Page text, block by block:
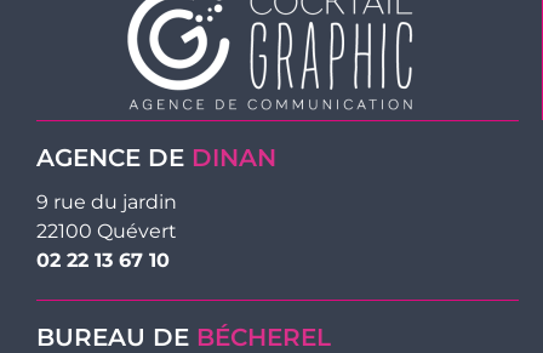
AGENCE DE DINAN
9 rue du jardin
22100 Quévert
02 22 13 67 10
BUREAU DE BÉCHEREL